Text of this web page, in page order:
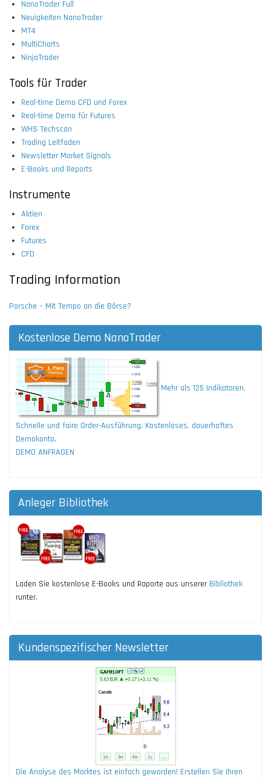
NanoTrader Full
Neuigkeiten NanoTrader
MT4
MultiCharts
NinjaTrader
Tools für Trader
Real-time Demo CFD und Forex
Real-time Demo für Futures
WHS Techscan
Trading Leitfaden
Newsletter Market Signals
E-Books und Reports
Instrumente
Aktien
Forex
Futures
CFD
Trading Information
Porsche – Mit Tempo an die Börse?
Kostenlose Demo NanoTrader
Mehr als 125 Indikatoren.
Schnelle und faire Order-Ausführung. Kostenloses, dauerhaftes
Demokonto.
DEMO ANFRAGEN
Anleger Bibliothek
Laden Sie kostenlose E-Books und Raporte aus unserer Bibliothek
runter.
Kundenspezifischer Newsletter
Die Analyse des Marktes ist einfach geworden! Erstellen Sie Ihren